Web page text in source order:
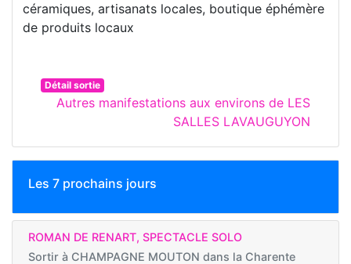
céramiques, artisanats locales, boutique éphémère
de produits locaux
Détail sortie
Autres manifestations aux environs de LES
SALLES LAVAUGUYON
Les 7 prochains jours
ROMAN DE RENART, SPECTACLE SOLO
Sortir à CHAMPAGNE MOUTON dans la Charente